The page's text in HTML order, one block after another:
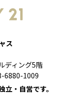
ス
ディング5階
6880-1009
・自営です。